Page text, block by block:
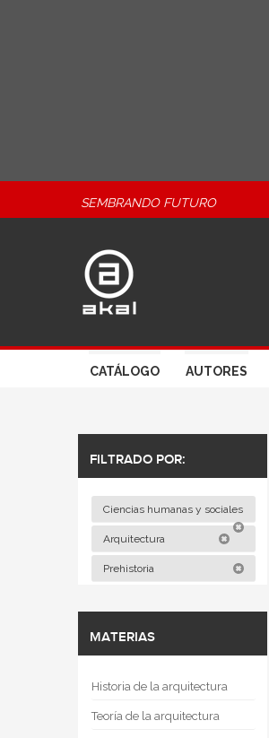
SEMBRANDO FUTURO
CATÁLOGO AUTORES
FILTRADO POR:
Ciencias humanas y sociales
Arquitectura
Prehistoria
MATERIAS
Historia de la arquitectura
Teoría de la arquitectura